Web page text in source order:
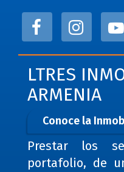
LTRES
ARMENIA
Conoce la
Prestar los
portafolio, de